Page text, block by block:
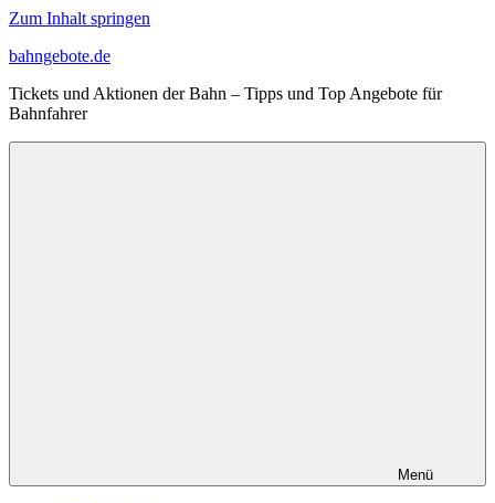
Zum Inhalt springen
bahngebote.de
Tickets und Aktionen der Bahn – Tipps und Top Angebote für
Bahnfahrer
Menü